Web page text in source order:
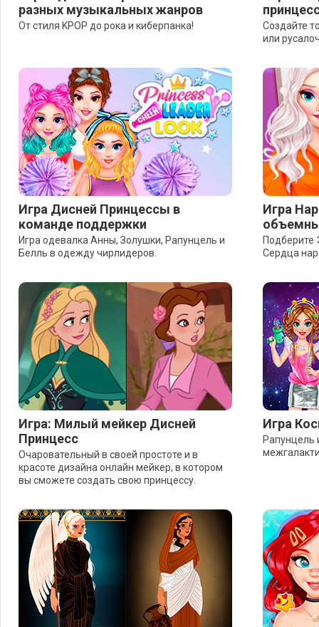
разных музыкальных жанров
От стиля KPOP до рока и киберпанка!
Создайте
или
Игра Дисней Принцессы в
команде поддержки
Игра одевалка Анны, Золушки, Рапунцель и
Белль в одежду чирлидеров.
Игра
Подберите
Сердца
Игра: Милый мейкер Дисней
Принцесс
Очаровательный в своей простоте и в
красоте дизайна онлайн мейкер, в котором
вы сможете создать свою принцессу.
Игра
Рапунцель